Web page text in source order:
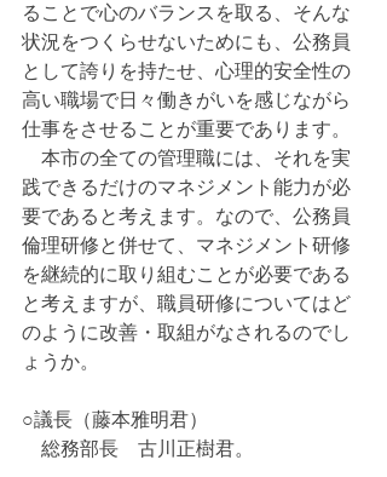
ることで心のバランスを取る、そんな
状況をつくらせないためにも、公務員
として誇りを持たせ、心理的安全性の
高い職場で日々働きがいを感じながら
仕事をさせることが重要であります。
本市の全ての管理職には、それを実
践できるだけのマネジメント能力が必
要であると考えます。なので、公務員
倫理研修と併せて、マネジメント研修
を継続的に取り組むことが必要である
と考えますが、職員研修についてはど
のように改善・取組がなされるのでし
ょうか。
○議長（藤本雅明君）
総務部長　古川正樹君。